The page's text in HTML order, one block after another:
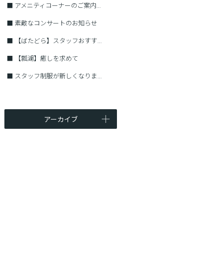
■ アメニティコーナーのご案内...
■ 素敵なコンサートのお知らせ
■
【ばたどら】スタッフおすす...
■
【瓢湖】癒しを求めて
■ スタッフ制服が新しくなりま...
アーカイブ